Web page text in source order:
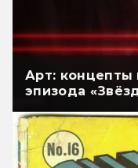
Арт: концепты
эпизода